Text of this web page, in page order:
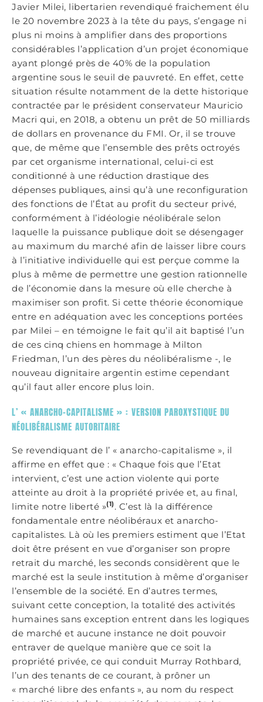
Javier Milei, libertarien revendiqué fraichement élu
le 20 novembre 2023 à la tête du pays, s’engage ni
plus ni moins à amplifier dans des proportions
considérables l’application d’un projet économique
ayant plongé près de 40% de la population
argentine sous le seuil de pauvreté. En effet, cette
situation résulte notamment de la dette historique
contractée par le président conservateur Mauricio
Macri qui, en 2018, a obtenu un prêt de 50 milliards
de dollars en provenance du FMI. Or, il se trouve
que, de même que l’ensemble des prêts octroyés
par cet organisme international, celui-ci est
conditionné à une réduction drastique des
dépenses publiques, ainsi qu’à une reconfiguration
des fonctions de l’État au profit du secteur privé,
conformément à l’idéologie néolibérale selon
laquelle la puissance publique doit se désengager
au maximum du marché afin de laisser libre cours
à l’initiative individuelle qui est perçue comme la
plus à même de permettre une gestion rationnelle
de l’économie dans la mesure où elle cherche à
maximiser son profit. Si cette théorie économique
entre en adéquation avec les conceptions portées
par Milei – en témoigne le fait qu’il ait baptisé l’un
de ces cinq chiens en hommage à Milton
Friedman, l’un des pères du néolibéralisme -, le
nouveau dignitaire argentin estime cependant
qu’il faut aller encore plus loin.
L’ « ANARCHO-CAPITALISME » : VERSION PAROXYSTIQUE DU
NÉOLIBÉRALISME AUTORITAIRE
Se revendiquant de l’ « anarcho-capitalisme », il
affirme en effet que : « Chaque fois que l’Etat
intervient, c’est une action violente qui porte
atteinte au droit à la propriété privée et, au final,
limite notre liberté »(1) . C’est là la différence
fondamentale entre néolibéraux et anarcho-
capitalistes. Là où les premiers estiment que l’Etat
doit être présent en vue d’organiser son propre
retrait du marché, les seconds considèrent que le
marché est la seule institution à même d’organiser
l’ensemble de la société. En d’autres termes,
suivant cette conception, la totalité des activités
humaines sans exception entrent dans les logiques
de marché et aucune instance ne doit pouvoir
entraver de quelque manière que ce soit la
propriété privée, ce qui conduit Murray Rothbard,
l’un des tenants de ce courant, à prôner un
« marché libre des enfants », au nom du respect